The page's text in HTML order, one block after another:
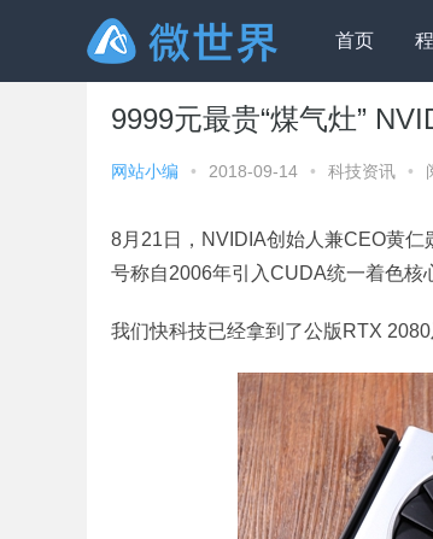
首页
微世界» 科技资讯» 9999元最贵“煤气灶
9999元最贵“煤气灶”
网站小编 • 2018-09-14 • 科技资讯 •
8月21日，NVIDIA创始人兼CEO黄仁
号称自2006年引入CUDA统一着色核
我们快科技已经拿到了公版RTX